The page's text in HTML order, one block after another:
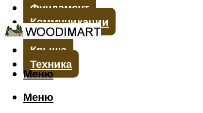
Фундамент
Коммуникации
Стены
Крыша
Техника
Меню
Меню